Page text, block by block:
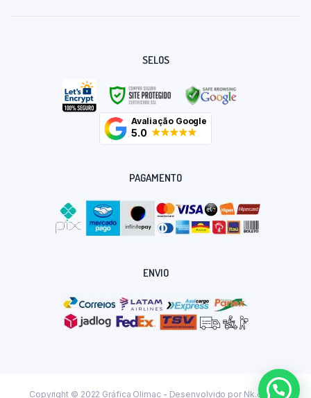
SELOS
Avaliação Google
5.0
PAGAMENTO
ENVIO
Copyright © 2022 Gráfica Olimac - Desenvolvido por Nk.dev.br